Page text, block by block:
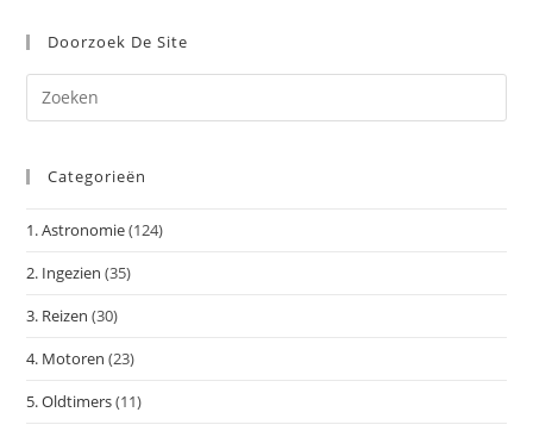
Doorzoek De Site
op
Categorieën
1. Astronomie(124)
2. Ingezien (35)
3. Reizen (30)
4. Motoren (23)
5. Oldtimers(11)